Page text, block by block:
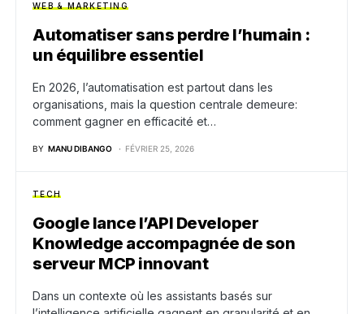
WEB & MARKETING
Automatiser sans perdre l’humain :
un équilibre essentiel
En 2026, l’automatisation est partout dans les
organisations, mais la question centrale demeure:
comment gagner en efficacité et…
BY MANU DIBANGO FÉVRIER 25, 2026
TECH
Google lance l’API Developer
Knowledge accompagnée de son
serveur MCP innovant
Dans un contexte où les assistants basés sur